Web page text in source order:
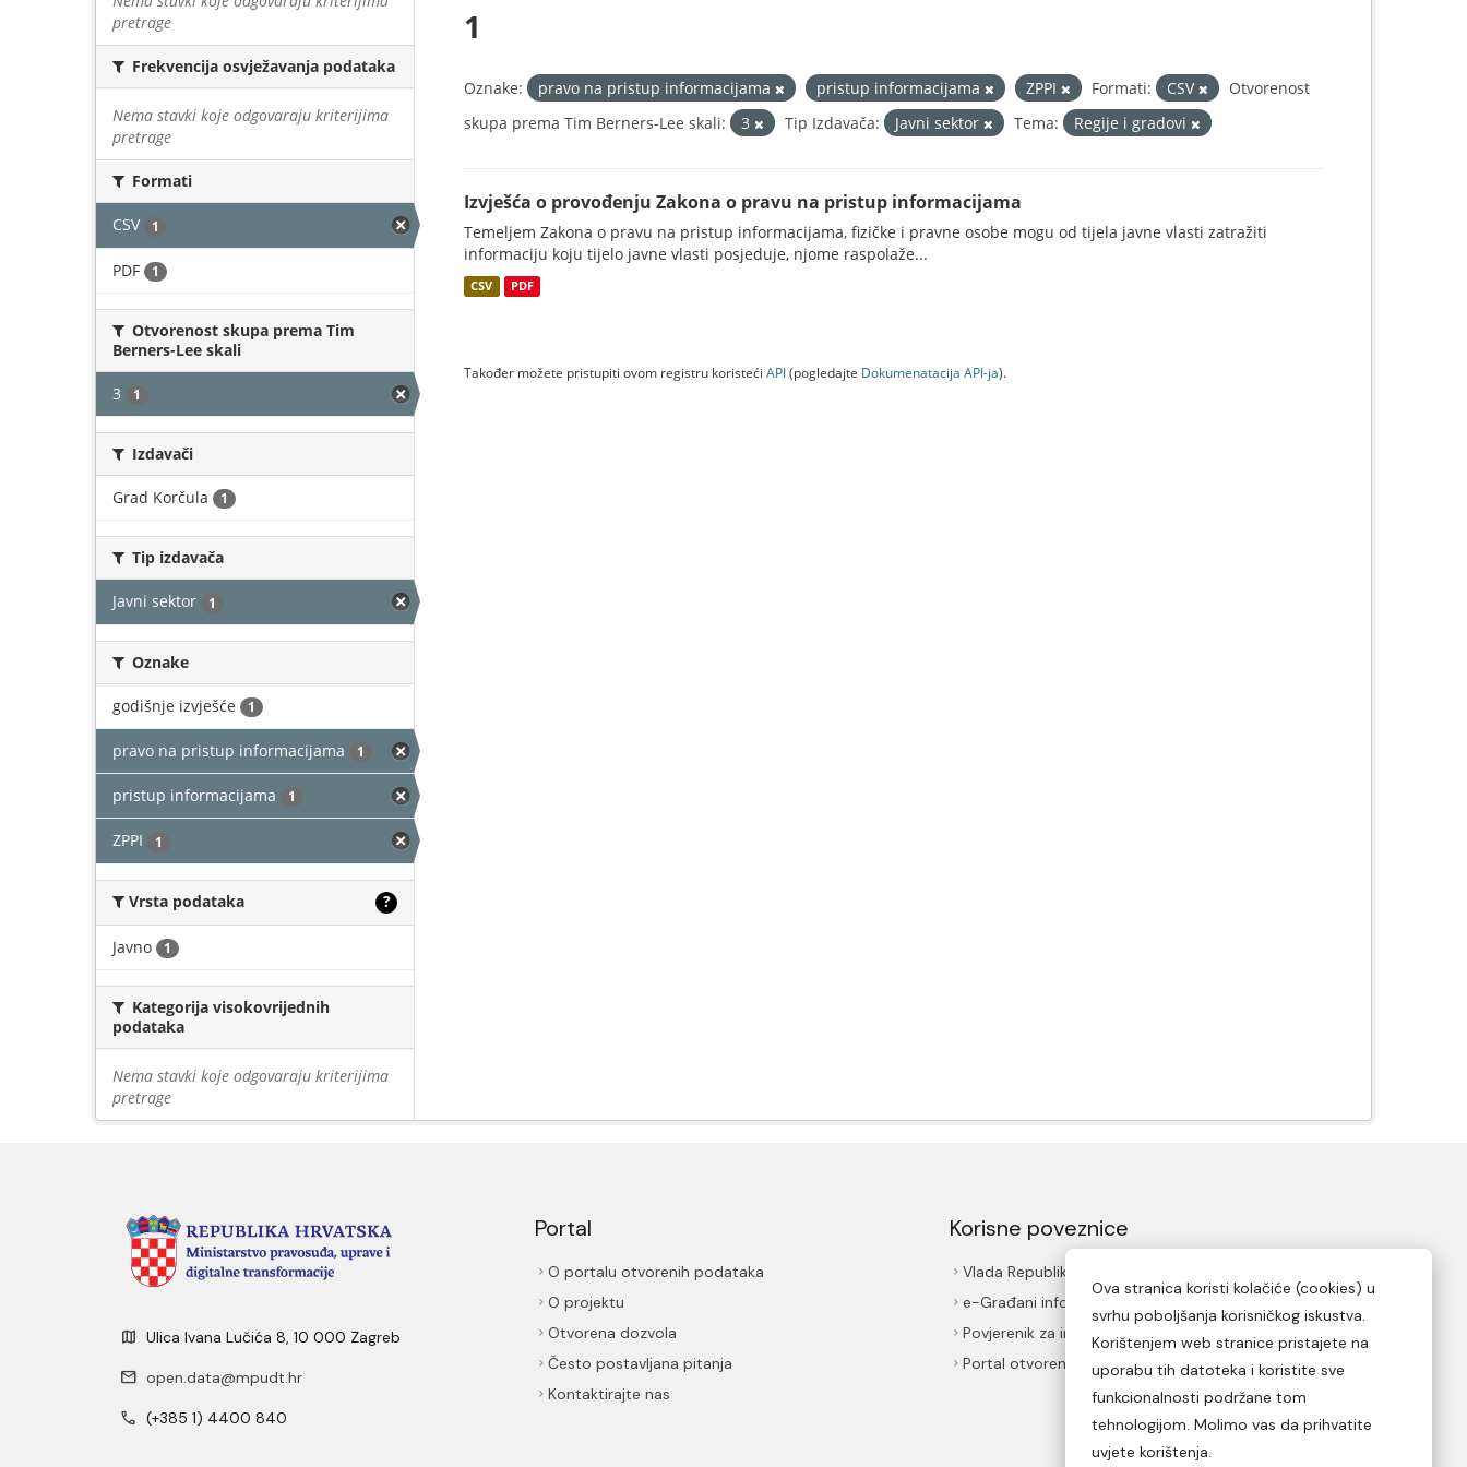
pretrage
Frekvencija osvježavanja podataka
Nema stavki koje odgovaraju kriterijima
pretrage
Formati
CSV 1
PDF 1
Otvorenost skupa prema Tim
Berners-Lee skali
3 1
Izdavači
Grad Korčula 1
Tip izdavača
Javni sektor 1
Oznake
godišnje izvješće 1
pravo na pristup informacijama 1
pristup informacijama 1
ZPPI 1
Vrsta podataka ?
Javno 1
Kategorija visokovrijednih
podataka
Nema stavki koje odgovaraju kriterijima
pretrage
1
Oznake: pravo na pristup informacijama pristup informacijama ZPPI Formati: CSV
Otvorenost
skupa prema Tim Berners-Lee skali:
3 Tip Izdavača: Javni sektor Tema: Regije i gradovi
Izvješća o provođenju Zakona o pravu na pristup informacijama
Temeljem Zakona o pravu na pristup informacijama, fizičke i pravne osobe mogu od tijela javne vlasti zatražiti
informaciju koju tijelo javne vlasti posjeduje, njome raspolaže...
CSV PDF
Također možete pristupiti ovom registru koristeći API(pogledajte Dokumenаtаcijа API-jа).